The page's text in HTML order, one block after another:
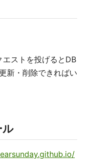
ストを投げるとDB
新・削除できればい
ル